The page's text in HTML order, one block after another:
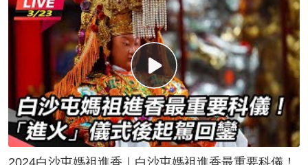
2024白沙屯媽祖進香｜白沙屯媽祖進香最重要科儀！